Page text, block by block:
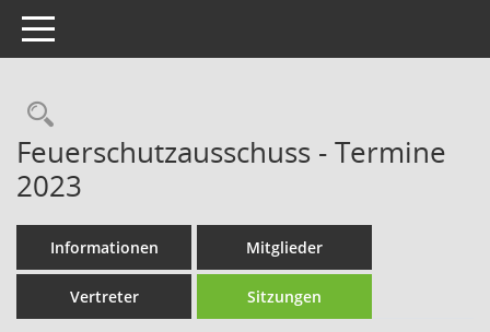
Toggle navigation
Rechercheauswahl
Feuerschutzausschuss - Termine
2023
Informationen Mitglieder
Vertreter Sitzungen